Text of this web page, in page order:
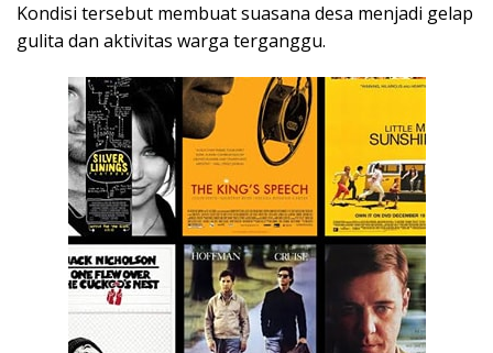
Kondisi tersebut membuat suasana desa menjadi gelap
gulita dan aktivitas warga terganggu.